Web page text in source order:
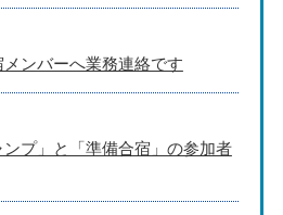
メンバーへ業務連絡です
ンプ」と「準備合宿」の参加者